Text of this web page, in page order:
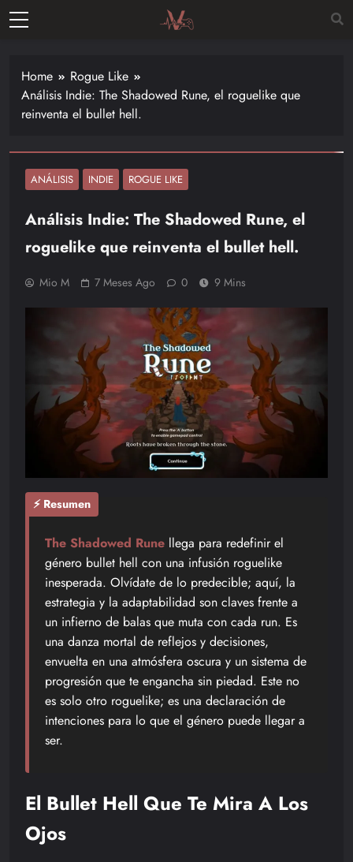
Skip
de las
últimas
los
–
Playstac
Home
Rogue Like
Análisis Indie: The Shadowed Rune, el roguelike que
reinventa el bullet hell.
ANÁLISIS INDIE ROGUE LIKE
Análisis Indie: The Shadowed Rune, el
roguelike que reinventa el bullet hell.
Mio M 7 Meses Ago 0 9 Mins
⚡ Resumen
The Shadowed Rune llega para redefinir el
género bullet hell con una infusión roguelike
inesperada. Olvídate de lo predecible; aquí, la
estrategia y la adaptabilidad son claves frente a
un infierno de balas que muta con cada run. Es
una danza mortal de reflejos y decisiones,
envuelta en una atmósfera oscura y un sistema de
progresión que te engancha sin piedad. Este no
es solo otro roguelike; es una declaración de
intenciones para lo que el género puede llegar a
ser.
El Bullet Hell Que Te Mira A Los
Ojos